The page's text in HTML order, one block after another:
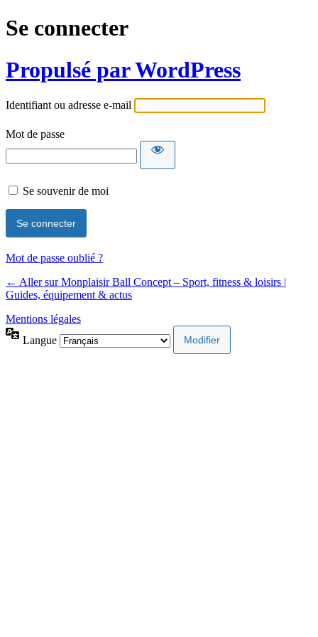
Se connecter
Propulsé par WordPress
Identifiant ou adresse e-mail
Mot de passe
Se souvenir de moi
Mot de passe oublié ?
← Aller sur Monplaisir Ball Concept – Sport, fitness & loisirs |
Guides, équipement & actus
Mentions légales
Langue